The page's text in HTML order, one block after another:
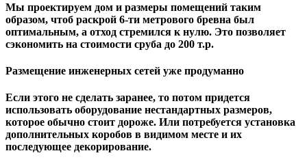
Мы проектируем дом и размеры помещений таким
образом, чтоб раскрой 6-ти метрового бревна был
оптимальным, а отход стремился к нулю. Это позволяет
сэкономить на стоимости сруба до 200 т.р.
Размещение инженерных сетей уже продуманно
Если этого не сделать заранее, то потом придется
использовать оборудование нестандартных размеров,
которое обычно стоит дороже. Или потребуется установка
дополнительных коробов в видимом месте и их
последующее декорирование.